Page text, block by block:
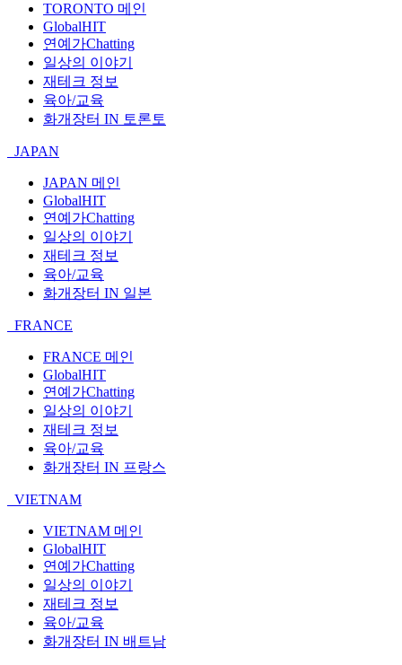
TORONTO 메인
GlobalHIT
연예가Chatting
일상의 이야기
재테크 정보
육아/교육
화개장터 IN 토론토
JAPAN
JAPAN 메인
GlobalHIT
연예가Chatting
일상의 이야기
재테크 정보
육아/교육
화개장터 IN 일본
FRANCE
FRANCE 메인
GlobalHIT
연예가Chatting
일상의 이야기
재테크 정보
육아/교육
화개장터 IN 프랑스
VIETNAM
VIETNAM 메인
GlobalHIT
연예가Chatting
일상의 이야기
재테크 정보
육아/교육
화개장터 IN 배트남